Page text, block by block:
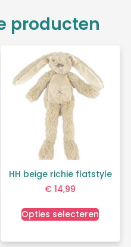
producten
HH beige richie flatstyle
€ 14,99
Opties selecteren